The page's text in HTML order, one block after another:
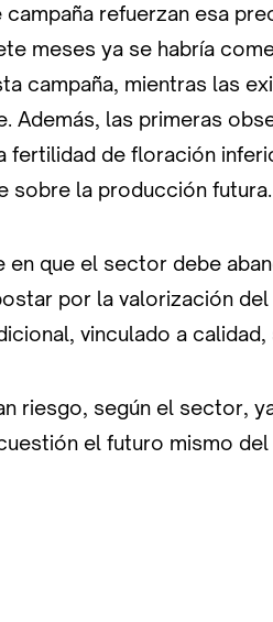
refuerzan esa
meses ya se habría
campaña, mientras las
Además, las primeras
fertilidad de floración
sobre la producción futura.
en que el sector debe
por la valorización
vinculado a
riesgo, según el sector,
el futuro mismo